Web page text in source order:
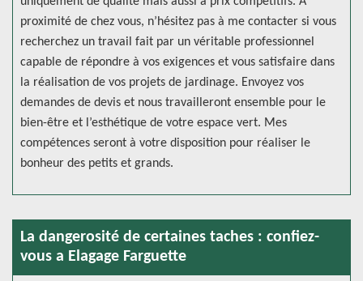
proximité de chez vous, n’hésitez pas à me contacter si vous
recherchez un travail fait par un véritable professionnel
capable de répondre à vos exigences et vous satisfaire dans
la réalisation de vos projets de jardinage. Envoyez vos
demandes de devis et nous travailleront ensemble pour le
bien-être et l’esthétique de votre espace vert. Mes
compétences seront à votre disposition pour réaliser le
bonheur des petits et grands.
La dangerosité de certaines taches : confiez-
vous a Elagage Farguette